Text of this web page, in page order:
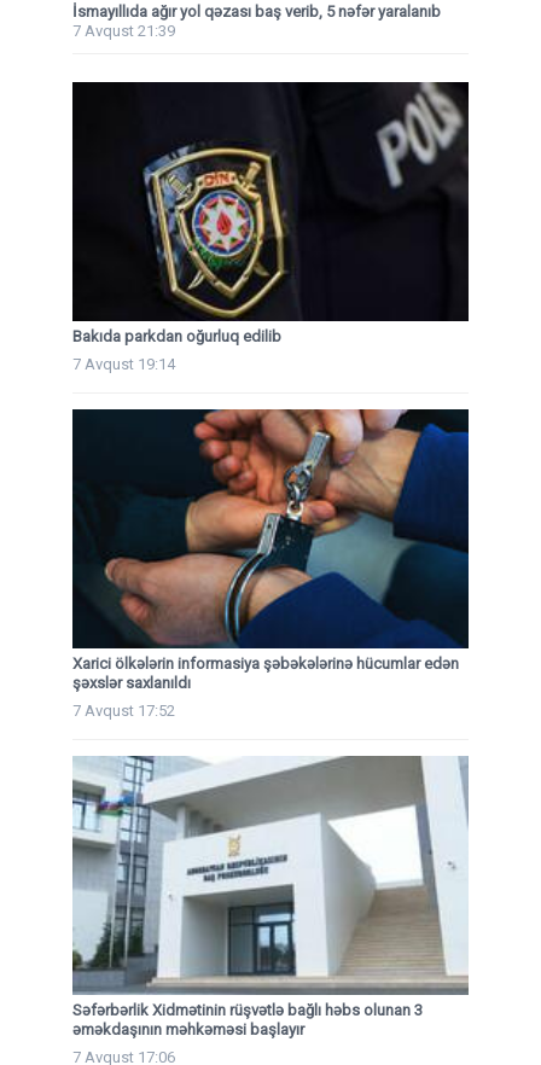
İsmayıllıda ağır yol qəzası baş verib, 5 nəfər yaralanıb
7 Avqust 21:39
Bakıda parkdan oğurluq edilib
7 Avqust 19:14
Xarici ölkələrin informasiya şəbəkələrinə hücumlar edən
şəxslər saxlanıldı
7 Avqust 17:52
Səfərbərlik Xidmətinin rüşvətlə bağlı həbs olunan 3
əməkdaşının məhkəməsi başlayır
7 Avqust 17:06